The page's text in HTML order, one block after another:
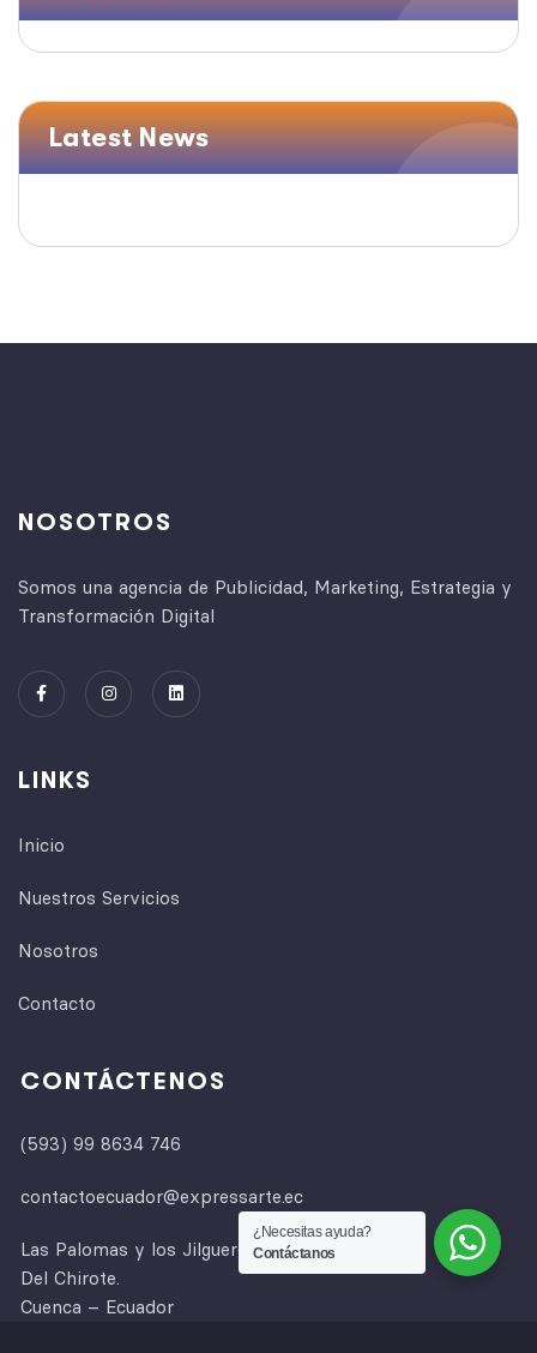
Latest News
NOSOTROS
Somos una agencia de Publicidad, Marketing, Estrategia y
Transformación Digital
LINKS
Inicio
Nuestros Servicios
Nosotros
Contacto
CONTÁCTENOS
(593) 99 8634 746
contactoecuador@expressarte.ec
Las Palomas y los Jilgueros, entre las Garzas y
Del Chirote.
Cuenca – Ecuador
¿Necesitas ayuda?
Contáctanos